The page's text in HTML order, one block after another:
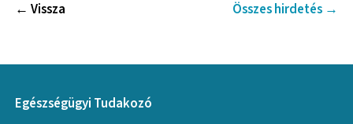
← Vissza Összes hirdetés →
Egészségügyi Tudakozó